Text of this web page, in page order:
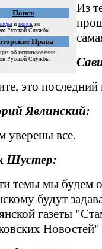
Поиск
и поиск по
Русской Службы
Права
об использовании
Русской Службы
Из
это последний
Явлинский:
уверены все.
Шустер:
темы мы будем
будут
газеты
Новостей"